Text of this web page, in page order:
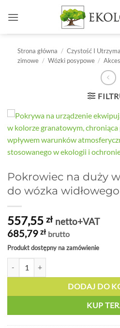
Strona główna / Czystość I
zimowe / Wózki posypowe /
Pokrowiec na duży
do wózka
557,55 zł netto+VAT
685,79 zł brutto
Produkt dostępny na zamówienie
DODAJ DO
KUP